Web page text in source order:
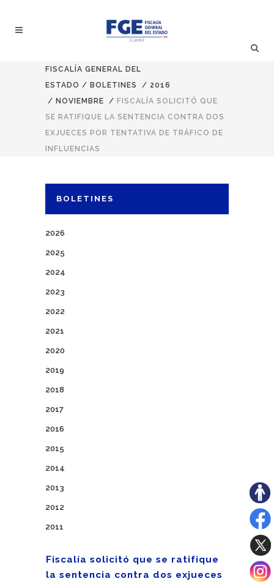
FISCALÍA GENERAL DEL
ESTADO / BOLETINES / 2016
/ NOVIEMBRE / FISCALÍA SOLICITÓ QUE
SE RATIFIQUE LA SENTENCIA CONTRA DOS
EXJUECES POR TENTATIVA DE TRÁFICO DE
INFLUENCIAS
BOLETINES
2026
2025
2024
2023
2022
2021
2020
2019
2018
2017
2016
2015
2014
2013
2012
2011
Fiscalía solicitó que se ratifique
la sentencia contra dos exjueces